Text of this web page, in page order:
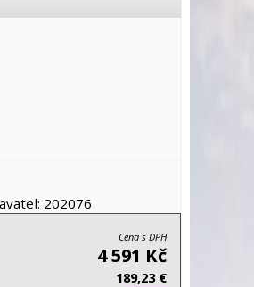
202076
Cena s DPH
4 591 Kč
189,23 €